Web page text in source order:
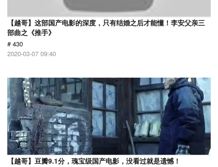
【越哥】这部国产电影的深度，只有结婚之后才能懂！李安父亲三
部曲之《推手》
# 430
2020-03-07 09:40
【越哥】豆瓣9.1分，瑰宝级国产电影，没看过就是遗憾！